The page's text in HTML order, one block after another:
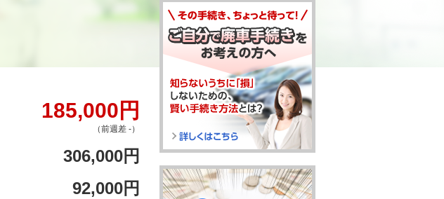
185,000 円
（前週差 -）
306,000円
92,000円